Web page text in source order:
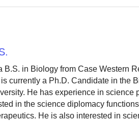
B.S. in Biology from Case Western
currently a Ph.D. Candidate in the
He has experience in
in the science diplomacy
He is also interested in